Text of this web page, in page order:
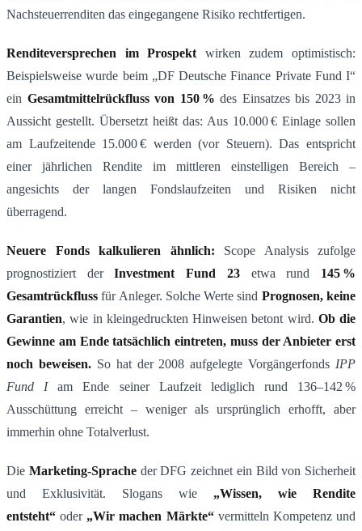
Nachsteuerrenditen das eingegangene Risiko rechtfertigen.
Renditeversprechen im Prospekt wirken zudem optimistisch:
Beispielsweise wurde beim „DF Deutsche Finance Private Fund I“
ein Gesamtmittelrückfluss von 150 % des Einsatzes bis 2023 in
Aussicht gestellt​. Übersetzt heißt das: Aus 10.000 € Einlage sollen
am Laufzeitende 15.000 € werden (vor Steuern). Das entspricht
einer jährlichen Rendite im mittleren einstelligen Bereich –
angesichts der langen Fondslaufzeiten und Risiken nicht
überragend.
Neuere Fonds kalkulieren ähnlich: Scope Analysis zufolge
prognostiziert derInvestment Fund 23etwa rund 145 %
Gesamtrückfluss für Anleger​. Solche Werte sind Prognosen, keine
Garantien, wie in kleingedruckten Hinweisen betont wird. Ob die
Gewinne am Ende tatsächlich eintreten, muss der Anbieter erst
noch beweisen​.So hat der 2008 aufgelegte Vorgängerfonds IPP
Fund Iam Ende seiner Laufzeit lediglich rund 136–142 %
Ausschüttung erreicht​ – weniger als ursprünglich erhofft, aber
immerhin ohne Totalverlust.
Die Marketing-Spracheder DFG zeichnet ein Bild von Sicherheit
und Exklusivität. Slogans wie „Wissen, wie Rendite
entsteht“ oder „Wir machen Märkte“vermitteln Kompetenz und